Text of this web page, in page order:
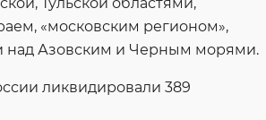
«московским регионом»,
над Азовским и Черным морями.
ликвидировали 389